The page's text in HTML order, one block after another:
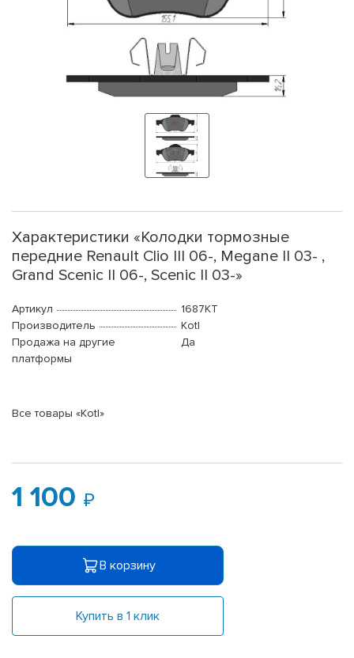
Характеристики «Колодки тормозные
передние Renault Clio III 06-, Megane II 03- ,
Grand Scenic II 06-, Scenic II 03-»
Артикул
1687KT
Производитель
Kotl
Продажа на другие
платформы
Да
Все товары «Kotl»
1 100
В корзину
Купить в 1 клик